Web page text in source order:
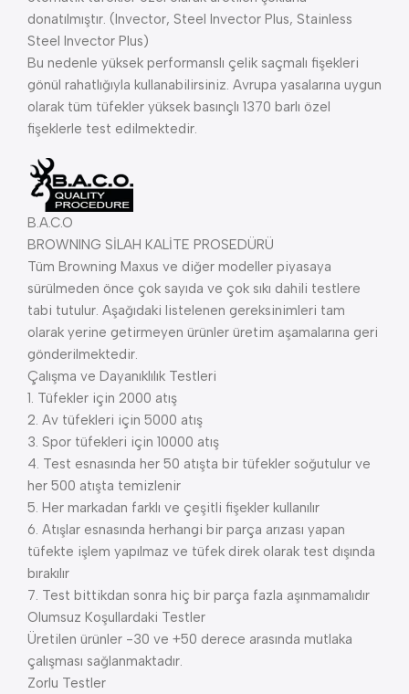
donatılmıştır. (Invector, Steel Invector Plus, Stainless
Steel Invector Plus)
Bu nedenle yüksek performanslı çelik saçmalı fişekleri
gönül rahatlığıyla kullanabilirsiniz. Avrupa yasalarına uygun
olarak tüm tüfekler yüksek basınçlı 1370 barlı özel
fişeklerle test edilmektedir.
B.A.C.O
BROWNING SİLAH KALİTE PROSEDÜRÜ
Tüm Browning Maxus ve diğer modeller piyasaya
sürülmeden önce çok sayıda ve çok sıkı dahili testlere
tabi tutulur. Aşağıdaki listelenen gereksinimleri tam
olarak yerine getirmeyen ürünler üretim aşamalarına geri
gönderilmektedir.
Çalışma ve Dayanıklılık Testleri
1. Tüfekler için 2000 atış
2. Av tüfekleri için 5000 atış
3. Spor tüfekleri için 10000 atış
4. Test esnasında her 50 atışta bir tüfekler soğutulur ve
her 500 atışta temizlenir
5. Her markadan farklı ve çeşitli fişekler kullanılır
6. Atışlar esnasında herhangi bir parça arızası yapan
tüfekte işlem yapılmaz ve tüfek direk olarak test dışında
bırakılır
7. Test bittikdan sonra hiç bir parça fazla aşınmamalıdır
Olumsuz Koşullardaki Testler
Üretilen ürünler -30 ve +50 derece arasında mutlaka
çalışması sağlanmaktadır.
Zorlu Testler